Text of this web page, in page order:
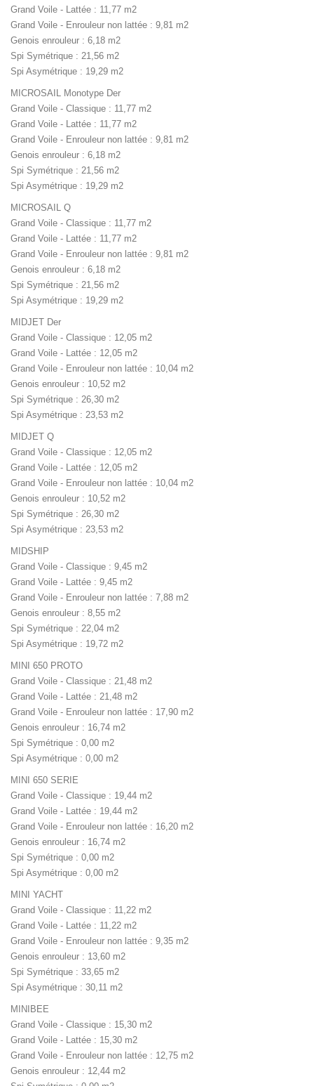
Grand Voile - Lattée : 11,77 m2
Grand Voile - Enrouleur non lattée : 9,81 m2
Genois enrouleur : 6,18 m2
Spi Symétrique : 21,56 m2
Spi Asymétrique : 19,29 m2
MICROSAIL Monotype Der
Grand Voile - Classique : 11,77 m2
Grand Voile - Lattée : 11,77 m2
Grand Voile - Enrouleur non lattée : 9,81 m2
Genois enrouleur : 6,18 m2
Spi Symétrique : 21,56 m2
Spi Asymétrique : 19,29 m2
MICROSAIL Q
Grand Voile - Classique : 11,77 m2
Grand Voile - Lattée : 11,77 m2
Grand Voile - Enrouleur non lattée : 9,81 m2
Genois enrouleur : 6,18 m2
Spi Symétrique : 21,56 m2
Spi Asymétrique : 19,29 m2
MIDJET Der
Grand Voile - Classique : 12,05 m2
Grand Voile - Lattée : 12,05 m2
Grand Voile - Enrouleur non lattée : 10,04 m2
Genois enrouleur : 10,52 m2
Spi Symétrique : 26,30 m2
Spi Asymétrique : 23,53 m2
MIDJET Q
Grand Voile - Classique : 12,05 m2
Grand Voile - Lattée : 12,05 m2
Grand Voile - Enrouleur non lattée : 10,04 m2
Genois enrouleur : 10,52 m2
Spi Symétrique : 26,30 m2
Spi Asymétrique : 23,53 m2
MIDSHIP
Grand Voile - Classique : 9,45 m2
Grand Voile - Lattée : 9,45 m2
Grand Voile - Enrouleur non lattée : 7,88 m2
Genois enrouleur : 8,55 m2
Spi Symétrique : 22,04 m2
Spi Asymétrique : 19,72 m2
MINI 650 PROTO
Grand Voile - Classique : 21,48 m2
Grand Voile - Lattée : 21,48 m2
Grand Voile - Enrouleur non lattée : 17,90 m2
Genois enrouleur : 16,74 m2
Spi Symétrique : 0,00 m2
Spi Asymétrique : 0,00 m2
MINI 650 SERIE
Grand Voile - Classique : 19,44 m2
Grand Voile - Lattée : 19,44 m2
Grand Voile - Enrouleur non lattée : 16,20 m2
Genois enrouleur : 16,74 m2
Spi Symétrique : 0,00 m2
Spi Asymétrique : 0,00 m2
MINI YACHT
Grand Voile - Classique : 11,22 m2
Grand Voile - Lattée : 11,22 m2
Grand Voile - Enrouleur non lattée : 9,35 m2
Genois enrouleur : 13,60 m2
Spi Symétrique : 33,65 m2
Spi Asymétrique : 30,11 m2
MINIBEE
Grand Voile - Classique : 15,30 m2
Grand Voile - Lattée : 15,30 m2
Grand Voile - Enrouleur non lattée : 12,75 m2
Genois enrouleur : 12,44 m2